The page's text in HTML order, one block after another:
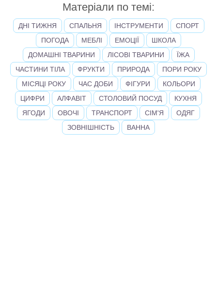
Матеріали по темі:
ДНІ ТИЖНЯ СПАЛЬНЯ ІНСТРУМЕНТИ
СПОРТ
ПОГОДА
МЕБЛІ ЕМОЦІЇ
ШКОЛА
ДОМАШНІ ТВАРИНИ
ЛІСОВІ ТВАРИНИ
ЇЖА
ЧАСТИНИ ТІЛА
ФРУКТИ ПРИРОДА
ПОРИ РОКУ
МІСЯЦІ РОКУ
ЧАС ДОБИ ФІГУРИ
КОЛЬОРИ
ЦИФРИ
АЛФАВІТ СТОЛОВИЙ ПОСУД
КУХНЯ
ЯГОДИ
ОВОЧІ ТРАНСПОРТ СІМ'Я
ОДЯГ
ЗОВНІШНІСТЬ
ВАННА